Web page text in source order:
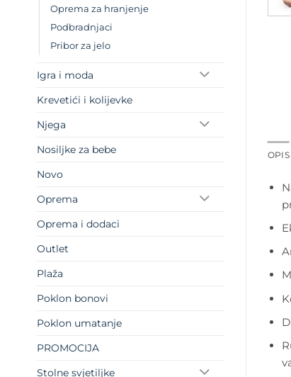
Oprema za hranjenje
Podbradnjaci
Pribor za jelo
Igra i moda
Krevetići i kolijevke
Njega
Nosiljke za bebe
Novo
Oprema
Oprema i dodaci
Outlet
Plaža
Poklon bonovi
Poklon umatanje
PROMOCIJA
Stolne svjetiljke
OPIS